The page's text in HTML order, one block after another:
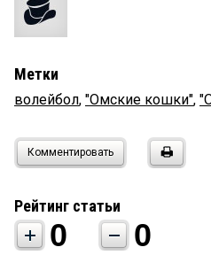
Метки
волейбол, "Омские кошки",
Комментировать
Рейтинг статьи
0 0